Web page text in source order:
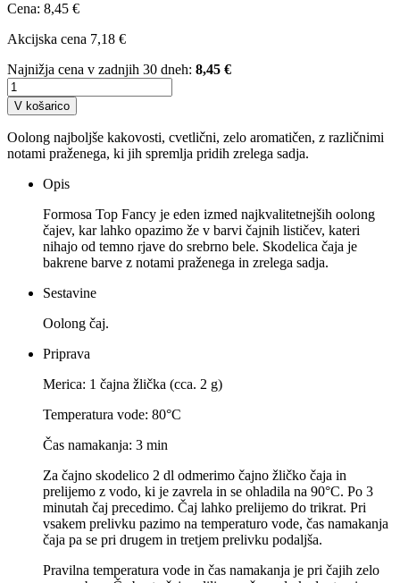
Cena: 8,45 €
Akcijska cena 7,18 €
Najnižja cena v zadnjih 30 dneh: 8,45 €
V košarico
Oolong najboljše kakovosti, cvetlični, zelo aromatičen, z različnimi
notami praženega, ki jih spremlja pridih zrelega sadja.
Opis
Formosa Top Fancy je eden izmed najkvalitetnejših oolong
čajev, kar lahko opazimo že v barvi čajnih lističev, kateri
nihajo od temno rjave do srebrno bele. Skodelica čaja je
bakrene barve z notami praženega in zrelega sadja.
Sestavine
Oolong čaj.
Priprava
Merica: 1 čajna žlička (cca. 2 g)
Temperatura vode: 80°C
Čas namakanja: 3 min
Za čajno skodelico 2 dl odmerimo čajno žličko čaja in
prelijemo z vodo, ki je zavrela in se ohladila na 90°C. Po 3
minutah čaj precedimo. Čaj lahko prelijemo do trikrat. Pri
vsakem prelivku pazimo na temperaturo vode, čas namakanja
čaja pa se pri drugem in tretjem prelivku podaljša.
Pravilna temperatura vode in čas namakanja je pri čajih zelo